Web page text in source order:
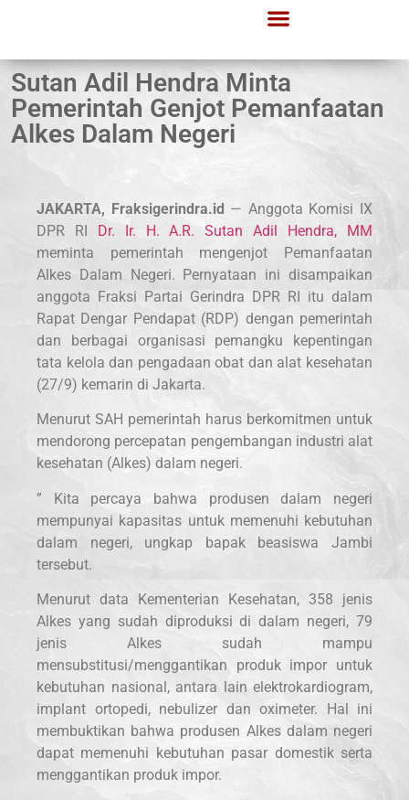
Sutan Adil Hendra Minta
Pemerintah Genjot Pemanfaatan
Alkes Dalam Negeri
JAKARTA, Fraksigerindra.id — Anggota Komisi IX
DPR RI Dr. Ir. H. A.R. Sutan Adil Hendra, MM
meminta pemerintah mengenjot Pemanfaatan
Alkes Dalam Negeri. Pernyataan ini disampaikan
anggota Fraksi Partai Gerindra DPR RI itu dalam
Rapat Dengar Pendapat (RDP) dengan pemerintah
dan berbagai organisasi pemangku kepentingan
tata kelola dan pengadaan obat dan alat kesehatan
(27/9) kemarin di Jakarta.
Menurut SAH pemerintah harus berkomitmen untuk
mendorong percepatan pengembangan industri alat
kesehatan (Alkes) dalam negeri.
” Kita percaya bahwa produsen dalam negeri
mempunyai kapasitas untuk memenuhi kebutuhan
dalam negeri, ungkap bapak beasiswa Jambi
tersebut.
Menurut data Kementerian Kesehatan, 358 jenis
Alkes yang sudah diproduksi di dalam negeri, 79
jenis Alkes sudah mampu
mensubstitusi/menggantikan produk impor untuk
kebutuhan nasional, antara lain elektrokardiogram,
implant ortopedi, nebulizer dan oximeter. Hal ini
membuktikan bahwa produsen Alkes dalam negeri
dapat memenuhi kebutuhan pasar domestik serta
menggantikan produk impor.